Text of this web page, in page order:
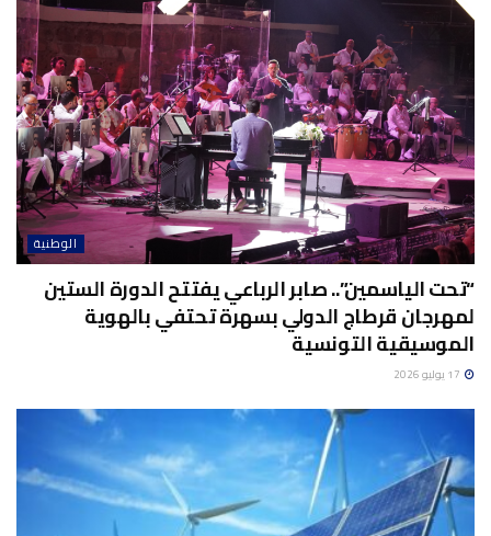
الوطنية
“تحت الياسمين”.. صابر الرباعي يفتتح الدورة الستين
لمهرجان قرطاج الدولي بسهرة تحتفي بالهوية
الموسيقية التونسية